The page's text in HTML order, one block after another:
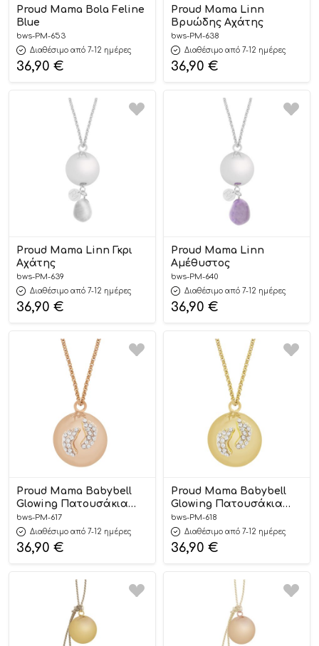
Proud Mama Bola Feline
Blue
bws-PM-653
Διαθέσιμο από 7-12 ημέρες
36,90 €
Proud Mama Linn
Βρυώδης Αχάτης
bws-PM-638
Διαθέσιμο από 7-12 ημέρες
36,90 €
Proud Mama Linn Γκρι
Αχάτης
bws-PM-639
Διαθέσιμο από 7-12 ημέρες
36,90 €
Proud Mama Linn
Αμέθυστος
bws-PM-640
Διαθέσιμο από 7-12 ημέρες
36,90 €
Proud Mama Babybell
Glowing Πατουσάκια
Pink
bws-PM-617
Διαθέσιμο από 7-12 ημέρες
36,90 €
Proud Mama Babybell
Glowing Πατουσάκια
Gold
bws-PM-618
Διαθέσιμο από 7-12 ημέρες
36,90 €